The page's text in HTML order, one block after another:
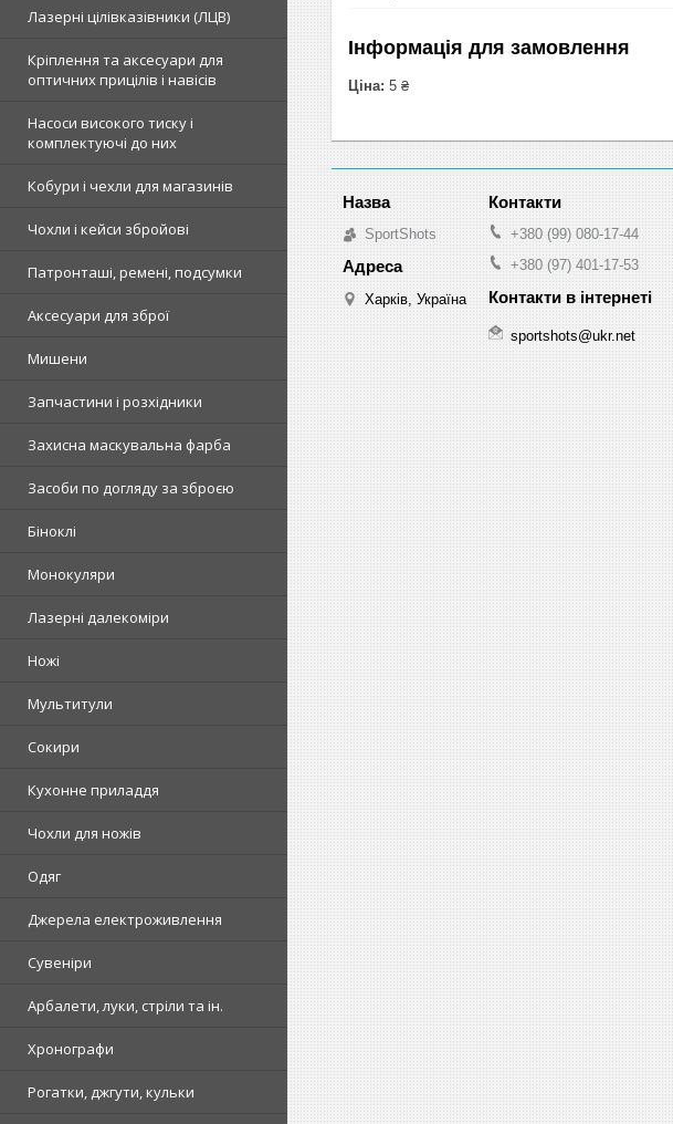
Лазерні цілівказівники (ЛЦВ)
Кріплення та аксесуари для
оптичних прицілів і навісів
Насоси високого тиску і
комплектуючі до них
Кобури і чехли для магазинів
Чохли і кейси збройові
Патронташі, ремені, подсумки
Аксесуари для зброї
Мишени
Запчастини і розхідники
Захисна маскувальна фарба
Засоби по догляду за зброєю
Біноклі
Монокуляри
Лазерні далекоміри
Ножі
Мультитули
Сокири
Кухонне приладдя
Чохли для ножів
Одяг
Джерела електроживлення
Сувеніри
Арбалети, луки, стріли та ін.
Хронографи
Рогатки, джгути, кульки
Інформація для замовлення
Ціна: 5 ₴
SportShots
Харків, Україна
+380 (99) 080-17-44
+380 (97) 401-17-53
sportshots@ukr.net